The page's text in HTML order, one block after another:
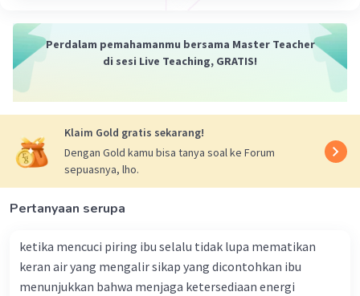
11 Januari 2023 12:59
untuk membuat makanannya
Beri Rating·0.0(0) Balas
Level 45
12 Januari 2023 00:29
karena tumbuhan berfotosintesis untuk membuat
Beri Rating
Perdalam pemahamanmu bersama Master Teacher
di sesi Live Teaching, GRATIS!
Klaim Gold gratis sekarang!
Dengan Gold kamu bisa tanya soal ke Forum
sepuasnya, lho.
Pertanyaan serupa
ketika mencuci piring ibu selalu tidak lupa mematikan
keran air yang mengalir sikap yang dicontohkan ibu
menunjukkan bahwa menjaga ketersediaan energi